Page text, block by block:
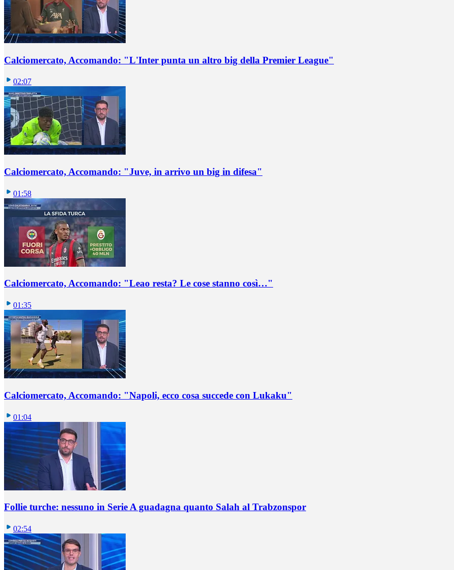
Calciomercato, Accomando: "L'Inter punta un altro big della Premier League"
02:07
Calciomercato, Accomando: "Juve, in arrivo un big in difesa"
01:58
Calciomercato, Accomando: "Leao resta? Le cose stanno così…"
01:35
Calciomercato, Accomando: "Napoli, ecco cosa succede con Lukaku"
01:04
Follie turche: nessuno in Serie A guadagna quanto Salah al Trabzonspor
02:54